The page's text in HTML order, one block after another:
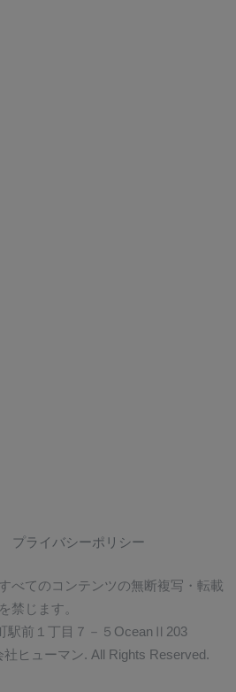
プライバシーポリシー
べてのコンテンツの無断複写・転載
を禁じます。
駅前１丁目７－５OceanⅡ203
ヒューマン. All Rights Reserved.